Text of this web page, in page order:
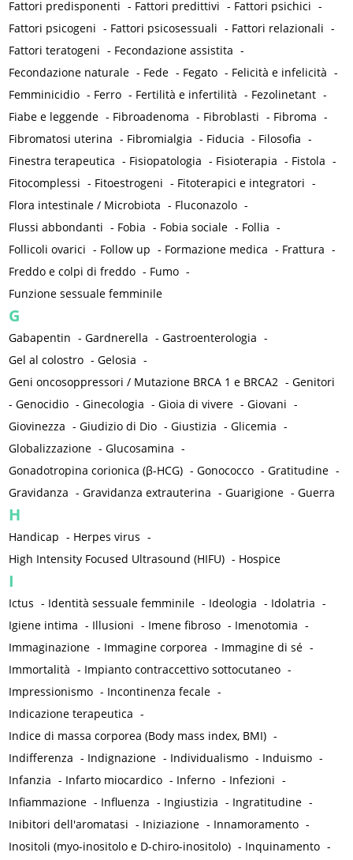
Fattori predisponenti - Fattori predittivi - Fattori psichici -
Fattori psicogeni - Fattori psicosessuali - Fattori relazionali -
Fattori teratogeni - Fecondazione assistita -
Fecondazione naturale - Fede - Fegato - Felicità e infelicità -
Femminicidio - Ferro - Fertilità e infertilità - Fezolinetant -
Fiabe e leggende - Fibroadenoma - Fibroblasti - Fibroma -
Fibromatosi uterina - Fibromialgia - Fiducia - Filosofia -
Finestra terapeutica - Fisiopatologia - Fisioterapia - Fistola -
Fitocomplessi - Fitoestrogeni - Fitoterapici e integratori -
Flora intestinale / Microbiota - Fluconazolo -
Flussi abbondanti - Fobia - Fobia sociale - Follia -
Follicoli ovarici - Follow up - Formazione medica - Frattura -
Freddo e colpi di freddo - Fumo -
Funzione sessuale femminile
G
Gabapentin -Gardnerella -Gastroenterologia -
Gel al colostro -Gelosia -
Geni oncosoppressori / Mutazione BRCA 1 e BRCA2 -Genitori
-Genocidio -Ginecologia -Gioia di vivere -Giovani -
Giovinezza -Giudizio di Dio -Giustizia -Glicemia -
Globalizzazione -Glucosamina -
Gonadotropina corionica (β-HCG) -Gonococco -Gratitudine -
Gravidanza -Gravidanza extrauterina -Guarigione -Guerra
H
Handicap - Herpes virus -
High Intensity Focused Ultrasound (HIFU) - Hospice
I
Ictus - Identità sessuale femminile - Ideologia - Idolatria -
Igiene intima - Illusioni - Imene fibroso - Imenotomia -
Immaginazione - Immagine corporea - Immagine di sé -
Immortalità - Impianto contraccettivo sottocutaneo -
Impressionismo - Incontinenza fecale -
Indicazione terapeutica -
Indice di massa corporea (Body mass index, BMI) -
Indifferenza - Indignazione - Individualismo - Induismo -
Infanzia - Infarto miocardico - Inferno - Infezioni -
Infiammazione - Influenza - Ingiustizia - Ingratitudine -
Inibitori dell'aromatasi - Iniziazione - Innamoramento -
Inositoli (myo-inositolo e D-chiro-inositolo) - Inquinamento -